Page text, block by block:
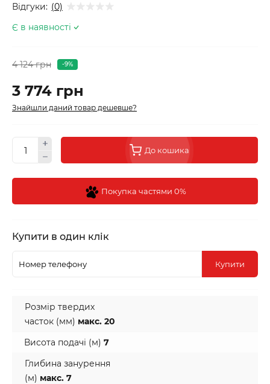
Відгуки: (0)
Є в наявності
4 124 грн -9%
3 774 грн
Знайшли даний товар дешевше?
До кошика
Покупка частями 0%
Купити в один клік
Купити
Pозмір твердих
часток (мм) макс. 20
Висота подачі (м) 7
Глибина занурення
(м) макс. 7